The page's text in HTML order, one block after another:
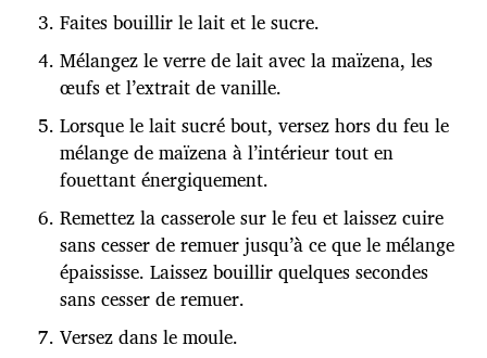
Faites bouillir le lait et le sucre.
Mélangez le verre de lait avec la maïzena, les
œufs et l’extrait de vanille.
Lorsque le lait sucré bout, versez hors du feu le
mélange de maïzena à l’intérieur tout en
fouettant énergiquement.
Remettez la casserole sur le feu et laissez cuire
sans cesser de remuer jusqu’à ce que le mélange
épaississe. Laissez bouillir quelques secondes
sans cesser de remuer.
Versez dans le moule.